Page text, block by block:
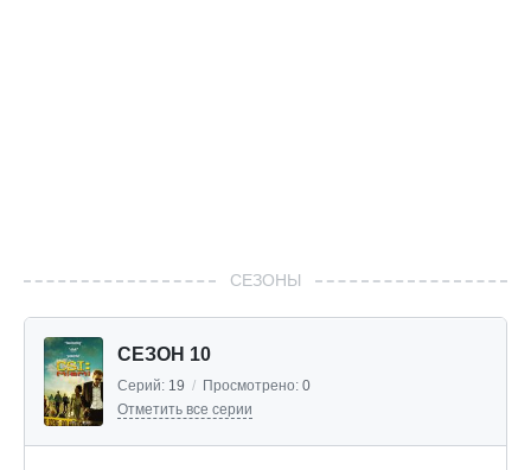
СЕЗОНЫ
СЕЗОН 10
Серий: 19 / Просмотрено: 0
Отметить все серии